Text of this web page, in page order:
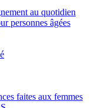
au quotidien
personnes âgées
faites aux femmes